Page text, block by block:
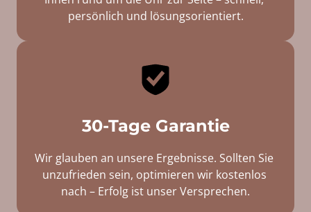
persönlich und lösungsorientiert.
30-Tage Garantie
Wir glauben an unsere Ergebnisse. Sollten
unzufrieden sein, optimieren wir
nach – Erfolg ist unser Versprechen.